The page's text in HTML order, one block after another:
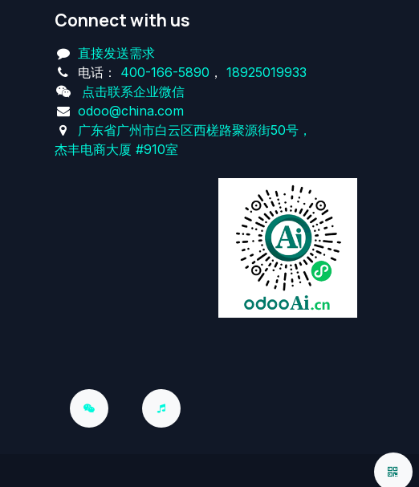
Connect with us
直接发送需求
电话： 400-166-5890 ， 18925019933
点击联系企业微信
odoo@china.com
广东省广州市白云区西槎路聚源街50号，
杰丰电商大厦 #910室